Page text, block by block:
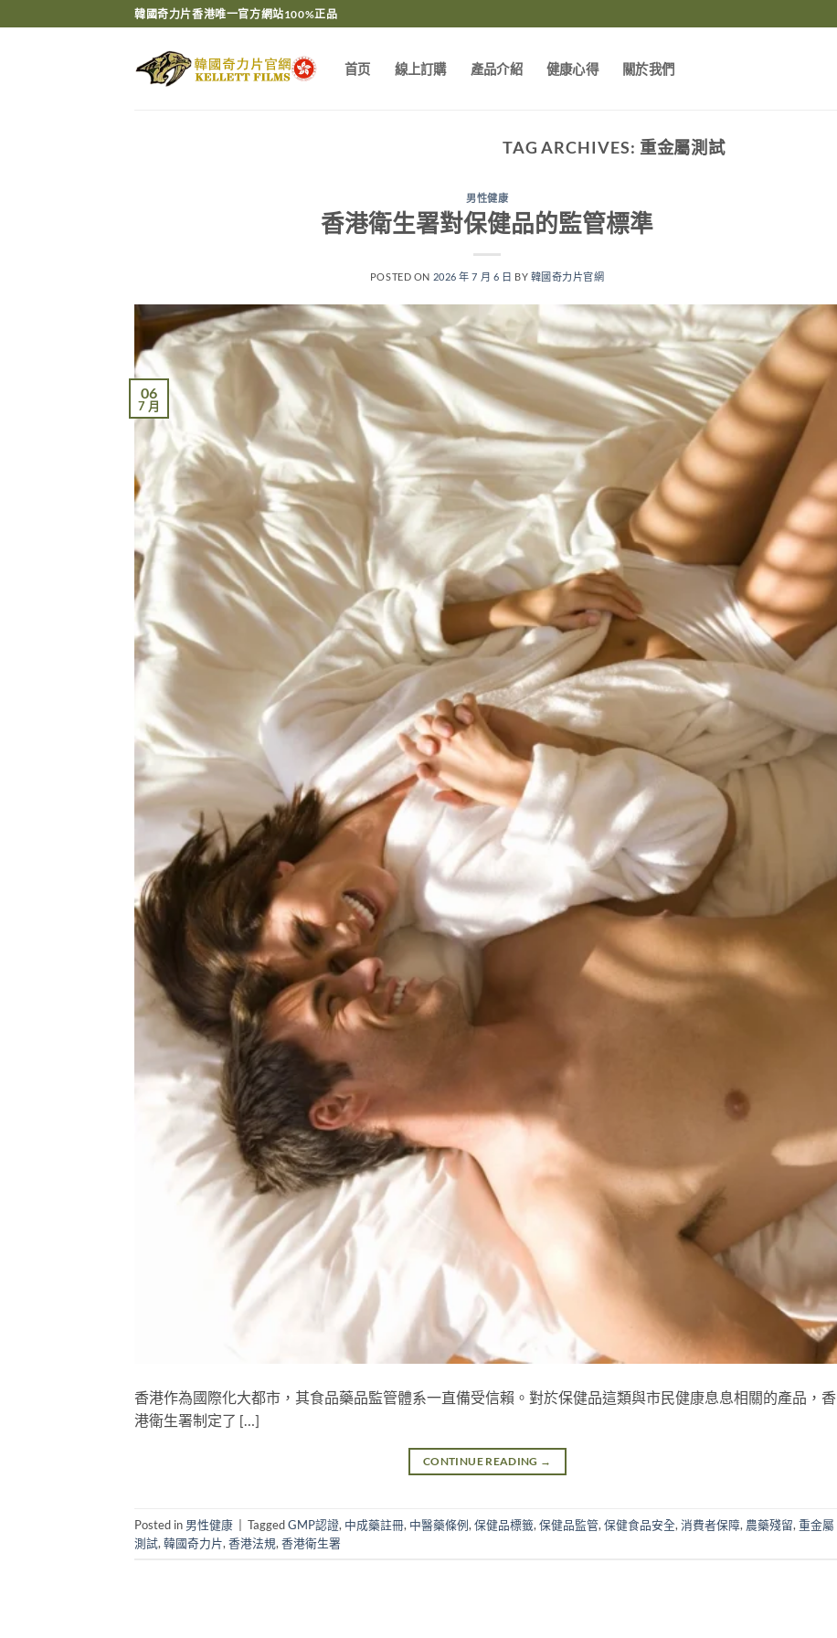
to
韓國奇力片香港唯一官方網站100%正品
首页 線上訂購 產品介紹 健康心得 關於我們
TAG ARCHIVES: 重金屬測試
男性健康
香港衛生署對保健品的監管標準
POSTED ON 2026 年 7 月 6 日 BY 韓國奇力片官網
06
7 月
香港作為國際化大都市，其食品藥品監管體系一直備受信賴。對於保健品這類與市民健康息息相關的產品，香
港衛生署制定了 […]
CONTINUE READING →
Posted in 男性健康 TaggedGMP認證, 中成藥註冊, 中醫藥條例, 保健品標籤, 保健品監管, 保健食品安全, 消費者保障, 農藥殘留, 重金屬
測試, 韓國奇力片, 香港法規, 香港衛生署